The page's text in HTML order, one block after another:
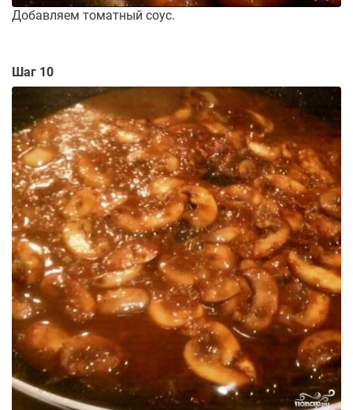
Добавляем томатный соус.
Шаг 10